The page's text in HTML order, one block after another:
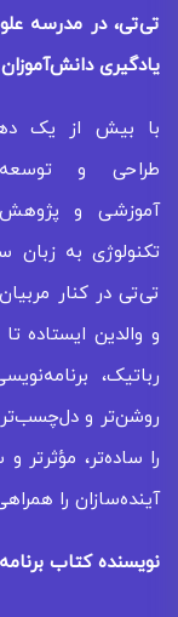
تی‌تی، در مدرسه
یادگیری
با بیش از یک
طراحی و
آموزشی و
تکنولوژی به زبان
تی‌تی در کنار
و والدین ایستاده
رباتیک،
روشن‌تر و
را ساده‌تر، مؤثرتر
آینده‌سازان را
نویسنده کتاب